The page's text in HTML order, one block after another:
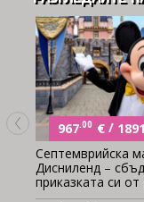
967.00 €/ 1891
Септемврийска
Дисниленд –
приказката си